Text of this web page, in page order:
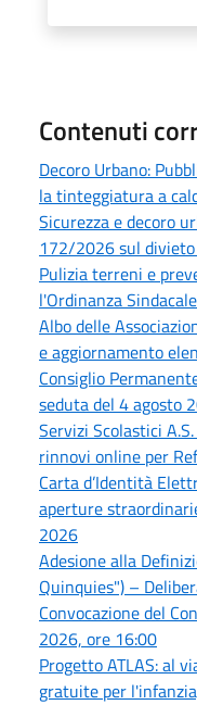
Contenuti
Decoro Urbano:
la tinteggiatura a
Sicurezza e decoro
172/2026 sul
Pulizia terreni e
l'Ordinanza
Albo delle
e aggiornamento
Consiglio
seduta del 4 agosto
Servizi Scolastici
rinnovi online per
Carta d’Identità
aperture
2026
Adesione alla
Quinquies") –
Convocazione del
2026, ore 16:00
Progetto ATLAS: al
gratuite per